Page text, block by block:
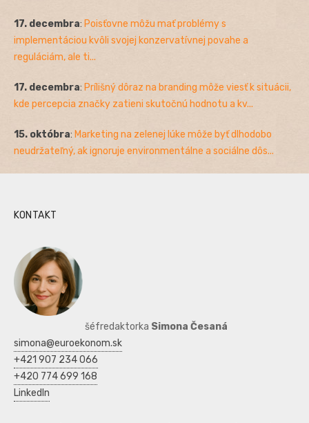
17. decembra: Poisťovne môžu mať problémy s
implementáciou kvôli svojej konzervatívnej povahe a
reguláciám, ale ti...
17. decembra: Prílišný dôraz na branding môže viesť k situácii,
kde percepcia značky zatieni skutočnú hodnotu a kv...
15. októbra: Marketing na zelenej lúke môže byť dlhodobo
neudržateľný, ak ignoruje environmentálne a sociálne dôs...
KONTAKT
šéfredaktorka Simona Česaná
simona@euroekonom.sk
+421 907 234 066
+420 774 699 168
LinkedIn